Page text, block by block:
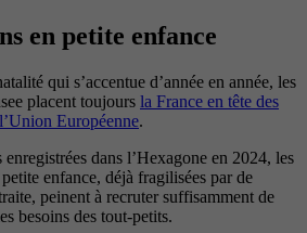
en petite enfance
qui s’accentue d’année en année, les
placent toujours la France en tête des
Européenne.
dans l’Hexagone en 2024, les
enfance, déjà fragilisées par de
peinent à recruter suffisamment de
besoins des tout-petits.